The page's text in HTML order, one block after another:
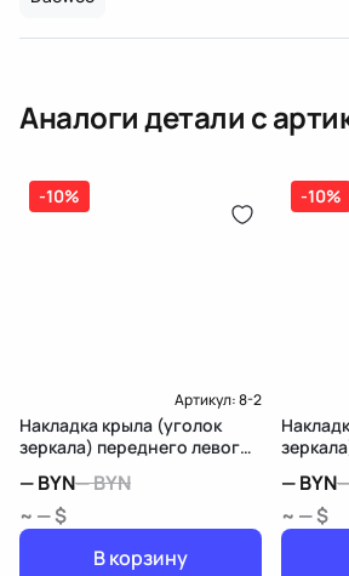
Аналоги детали с
-10%
Артикул:8-2
Накладка крыла (уголок
зеркала) переднего левого
—BYN—BYN
~ — $
В корзину
-10%
—BYN
~ — $